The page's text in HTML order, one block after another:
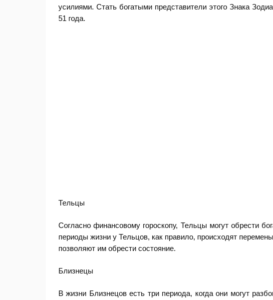
усилиями. Стать богатыми представители этого Знака
51 года.
Тельцы
Согласно финансовому гороскопу, Тельцы могут обрести
периоды жизни у Тельцов, как правило, происходят
позволяют им обрести состояние.
Близнецы
В жизни Близнецов есть три периода, когда они могут